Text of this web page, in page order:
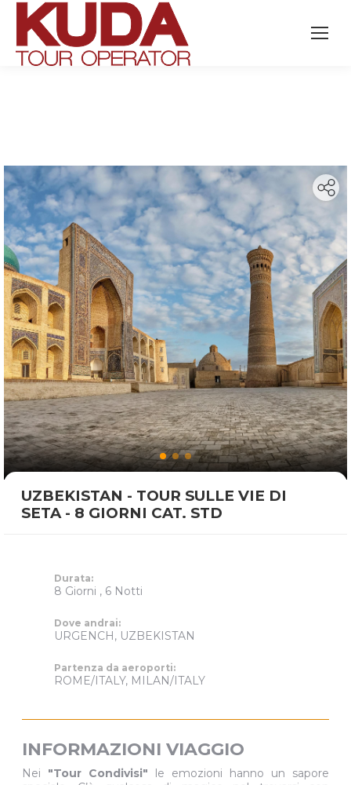
Search:
UZBEKISTAN - TOUR SULLE VIE DI
SETA - 8 GIORNI CAT. STD
Durata:
8 Giorni , 6 Notti
Dove andrai:
URGENCH, UZBEKISTAN
Partenza da aeroporti:
ROME/ITALY, MILAN/ITALY
INFORMAZIONI VIAGGIO
Nei "Tour Condivisi" le emozioni hanno un sapore